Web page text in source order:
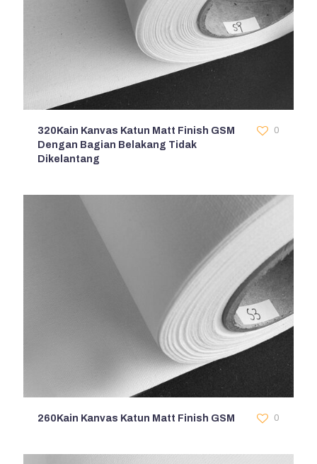
320Kain Kanvas Katun Matt Finish GSM
Dengan Bagian Belakang Tidak
Dikelantang
0
260Kain Kanvas Katun Matt Finish GSM 0